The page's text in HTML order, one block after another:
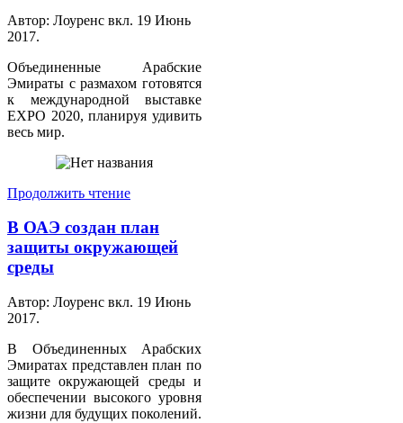
Автор: Лоуренс вкл. 19 Июнь
2017.
Объединенные Арабские
Эмираты с размахом готовятся
к международной выставке
EXPO 2020, планируя удивить
весь мир.
Продолжить чтение
В ОАЭ создан план
защиты окружающей
среды
Автор: Лоуренс вкл. 19 Июнь
2017.
В Объединенных Арабских
Эмиратах представлен план по
защите окружающей среды и
обеспечении высокого уровня
жизни для будущих поколений.